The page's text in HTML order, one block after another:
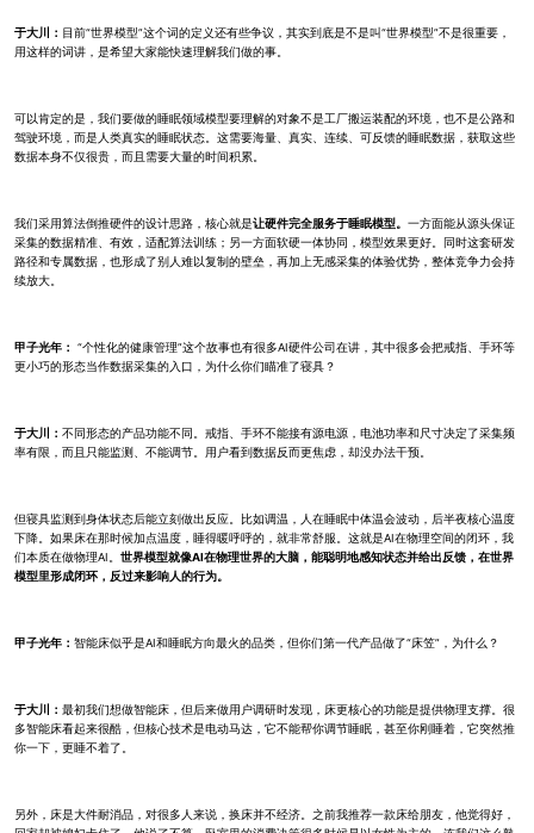
于大川： 目前“世界模型”这个词的定义还有些争议，其实到底是不是叫“世界模型”不是很重要，
用这样的词讲，是希望大家能快速理解我们做的事。
可以肯定的是，我们要做的睡眠领域模型要理解的对象不是工厂搬运装配的环境，也不是公路和
驾驶环境，而是人类真实的睡眠状态。这需要海量、真实、连续、可反馈的睡眠数据，获取这些
数据本身不仅很贵，而且需要大量的时间积累。
我们采用算法倒推硬件的设计思路，核心就是让硬件完全服务于睡眠模型。 一方面能从源头保证
采集的数据精准、有效，适配算法训练；另一方面软硬一体协同，模型效果更好。同时这套研发
路径和专属数据，也形成了别人难以复制的壁垒，再加上无感采集的体验优势，整体竞争力会持
续放大。
甲子光年：
“个性化的健康管理”这个故事也有很多AI硬件公司在讲，其中很多会把戒指、手环等
更小巧的形态当作数据采集的入口，为什么你们瞄准了寝具？
于大川： 不同形态的产品功能不同。戒指、手环不能接有源电源，电池功率和尺寸决定了采集频
率有限，而且只能监测、不能调节。用户看到数据反而更焦虑，却没办法干预。
但寝具监测到身体状态后能立刻做出反应。比如调温，人在睡眠中体温会波动，后半夜核心温度
下降。如果床在那时候加点温度，睡得暖呼呼的，就非常舒服。这就是AI在物理空间的闭环，我
们本质在做物理AI。 世界模型就像AI在物理世界的大脑，能聪明地感知状态并给出反馈，在世界
模型里形成闭环，反过来影响人的行为。
甲子光年： 智能床似乎是AI和睡眠方向最火的品类，但你们第一代产品做了“床笠”，为什么？
于大川： 最初我们想做智能床，但后来做用户调研时发现，床更核心的功能是提供物理支撑。很
多智能床看起来很酷，但核心技术是电动马达，它不能帮你调节睡眠，甚至你刚睡着，它突然推
你一下，更睡不着了。
另外，床是大件耐消品，对很多人来说，换床并不经济。之前我推荐一款床给朋友，他觉得好，